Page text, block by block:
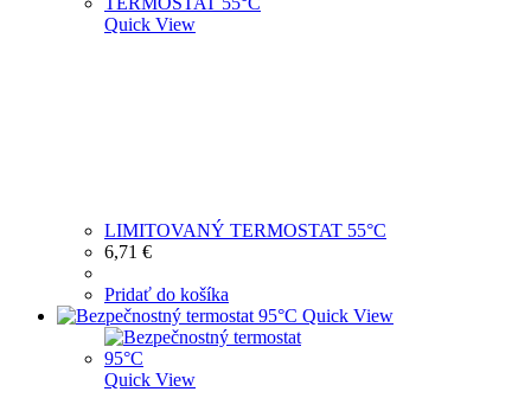
Quick View
LIMITOVANÝ TERMOSTAT 55°C
6,71 €
Pridať do košíka
Quick View
Quick View